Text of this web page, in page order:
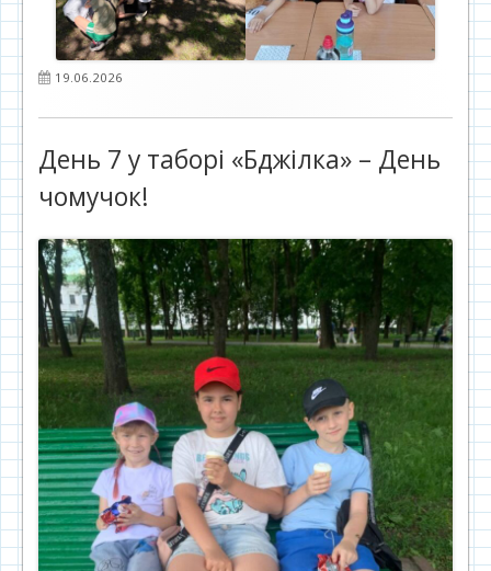
Опубліковано
19.06.2026
День 7 у таборі «Бджілка» – День
чомучок!